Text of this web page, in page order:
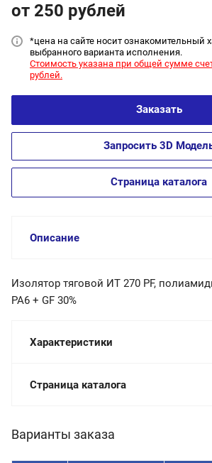
от 250 рублей
*цена на сайте носит ознакомительный
выбранного варианта исполнения.
Стоимость указана при общей сумме
рублей.
Заказать
Запросить 3D
Страница каталога
Описание
Изолятор тяговой ИТ 270 PF,
PA6 + GF 30%
Характеристики
Страница каталога
Варианты заказа